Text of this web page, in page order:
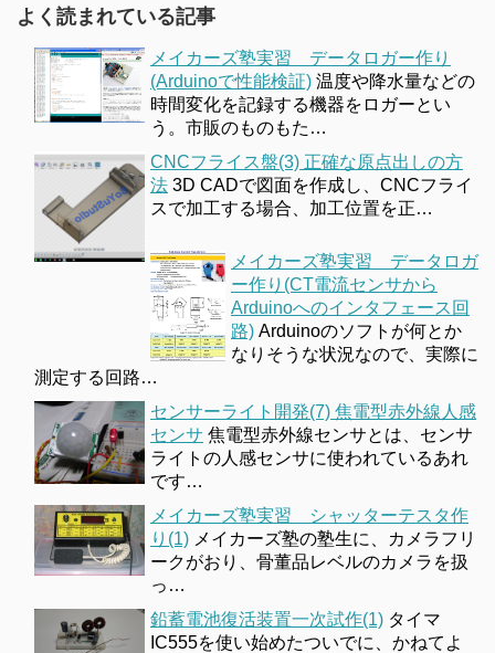
よく読まれている記事
メイカーズ塾実習 データロガー作り
(Arduinoで性能検証) 温度や降水量などの
時間変化を記録する機器をロガーとい
う。市販のものもた…
CNCフライス盤(3) 正確な原点出しの方
法 3D CADで図面を作成し、CNCフライ
スで加工する場合、加工位置を正…
メイカーズ塾実習 データロガ
ー作り(CT電流センサから
Arduinoへのインタフェース回
路) Arduinoのソフトが何とか
なりそうな状況なので、実際に
測定する回路…
センサーライト開発(7) 焦電型赤外線人感
センサ 焦電型赤外線センサとは、センサ
ライトの人感センサに使われているあれ
です…
メイカーズ塾実習 シャッターテスタ作
り(1) メイカーズ塾の塾生に、カメラフリ
ークがおり、骨董品レベルのカメラを扱
っ…
鉛蓄電池復活装置一次試作(1) タイマ
IC555を使い始めたついでに、かねてよ